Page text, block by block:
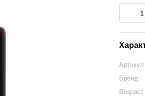
Артикул
Бренд
Возраст